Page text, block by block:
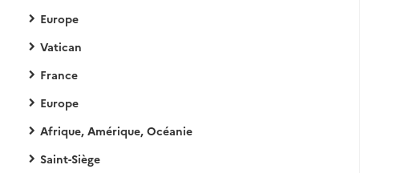
Europe
Vatican
France
Europe
Afrique, Amérique, Océanie
Saint-Siège